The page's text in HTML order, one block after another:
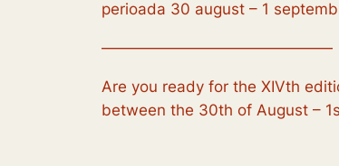
perioada 30 august – 1
———————————————
Are you ready for the XIVth
between the 30th of August –